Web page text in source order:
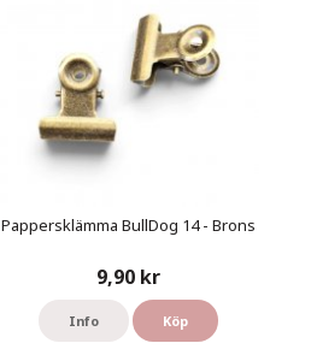
Pappersklämma BullDog 14 - Brons
9,90 kr
Info Köp